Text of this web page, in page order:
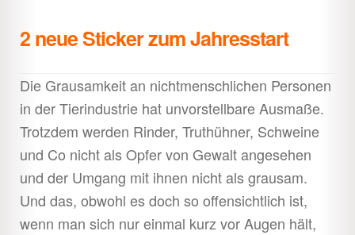
2 neue Sticker zum Jahresstart
Die Grausamkeit an nichtmenschlichen Personen
in der Tierindustrie hat unvorstellbare Ausmaße.
Trotzdem werden Rinder, Truthühner, Schweine
und Co nicht als Opfer von Gewalt angesehen
und der Umgang mit ihnen nicht als grausam.
Und das, obwohl es doch so offensichtlich ist,
wenn man sich nur einmal kurz vor Augen hält,